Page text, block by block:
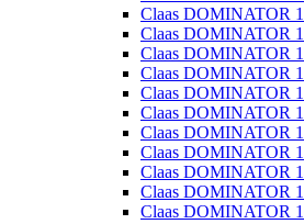
Claas DOMINATOR
Claas DOMINATOR
Claas DOMINATOR
Claas DOMINATOR
Claas DOMINATOR
Claas DOMINATOR
Claas DOMINATOR
Claas DOMINATOR
Claas DOMINATOR
Claas DOMINATOR
Claas DOMINATOR